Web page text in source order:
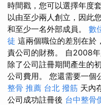
時間戳，您可以選擇年度
以由至少兩人創立，因此
和至少一名外部成員。 數
徒 這兩個職位的差別在於
責公司的財務。 自2008年
除了公司註冊期間產生的
公司費用。 您還需要一個
整骨 推薦 台北 撥筋 天內
公司成功註冊後 台中整骨